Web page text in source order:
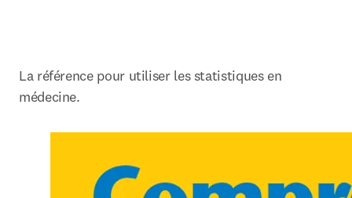
La référence pour utiliser les statistiques en
médecine.